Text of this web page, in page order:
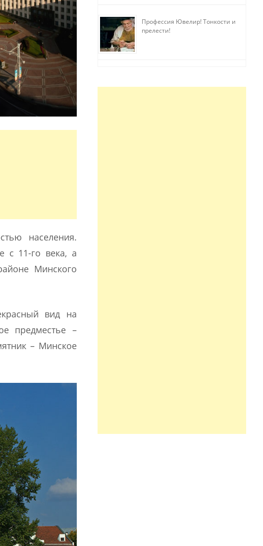
населения.
с 11-го века, а
Минского
вид на
предместье –
– Минское
Профессия Ювелир! Тонкости и
прелести!